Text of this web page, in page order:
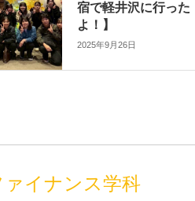
宿で軽井沢に行った
よ！】
2025年9月26日
ァイナンス学科